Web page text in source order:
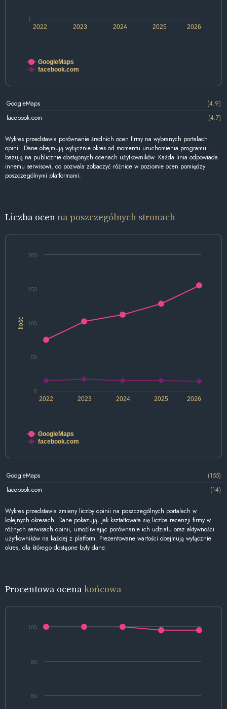
2022 2024 2026
2023 2025
1
GoogleMaps
facebook.com
GoogleMaps
(4.9)
facebook.com
(4.7)
Wykres przedstawia porównanie średnich ocen firmy na wybranych portalach
opinii. Dane obejmują wyłącznie okres od momentu uruchomienia programu i
bazują na publicznie dostępnych ocenach użytkowników. Każda linia odpowiada
innemu serwisowi, co pozwala zobaczyć różnice w poziomie ocen pomiędzy
poszczególnymi platformami.
Liczba ocenna poszczególnych stronach
Ilość
2022 2024 2026
2023 2025
0
50
100
150
200
GoogleMaps
facebook.com
GoogleMaps
(155)
facebook.com
(14)
Wykres przedstawia zmiany liczby opinii na poszczególnych portalach w
kolejnych okresach. Dane pokazują, jak kształtowała się liczba recenzji firmy w
różnych serwisach opinii, umożliwiając porównanie ich udziału oraz aktywności
użytkowników na każdej z platform. Prezentowane wartości obejmują wyłącznie
okres, dla którego dostępne były dane.
Procentowa ocenakońcowa
60
80
100